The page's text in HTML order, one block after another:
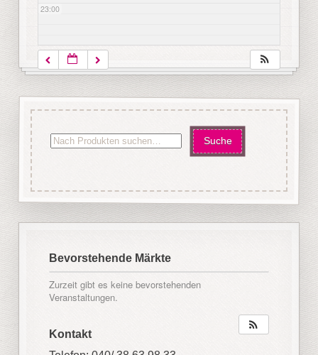
23:00
Bevorstehende Märkte
Zurzeit gibt es keine bevorstehenden
Veranstaltungen.
Kontakt